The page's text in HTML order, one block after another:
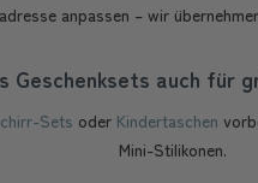
anpassen – wir
Geschenksets auch für
Sets oder Kindertaschen
Mini-Stilikonen.